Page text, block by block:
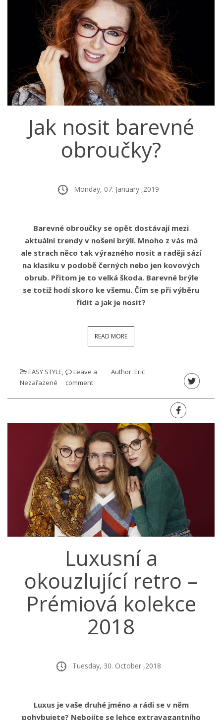
Jak nosit barevné
obroučky?
Monday, 07. January ,2019
Barevné obroučky se opět dostávají mezi
aktuální trendy v nošení brýlí. Mnoho z vás má
ale strach něco tak výrazného nosit a raději sází
na klasiku v podobě černých nebo jen kovových
obrub. Přitom je to velká škoda. Barevné brýle
se totiž hodí skoro ke všemu. Čím se při výběru
řídit a jak je nosit?
READ MORE
EASY STYLE,
Nezařazené
Leave a
comment
Author: Eric
Luxusní a
okouzlující retro –
Prémiová kolekce
2018
Tuesday, 30. October ,2018
Luxus je vaše druhé jméno a rádi se v něm
pohybujete? Nebojíte se lehce extravagantního